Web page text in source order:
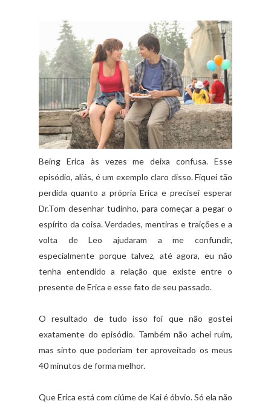
Being Erica às vezes me deixa confusa. Esse
episódio, aliás, é um exemplo claro disso. Fiquei tão
perdida quanto a própria Erica e precisei esperar
Dr.Tom desenhar tudinho, para começar a pegar o
espírito da coisa. Verdades, mentiras e traições e a
volta de Leo ajudaram a me confundir,
especialmente porque talvez, até agora, eu não
tenha entendido a relação que existe entre o
presente de Erica e esse fato de seu passado.
O resultado de tudo isso foi que não gostei
exatamente do episódio. Também não achei ruim,
mas sinto que poderiam ter aproveitado os meus
40 minutos de forma melhor.
Que Erica está com ciúme de Kai é óbvio. Só ela não